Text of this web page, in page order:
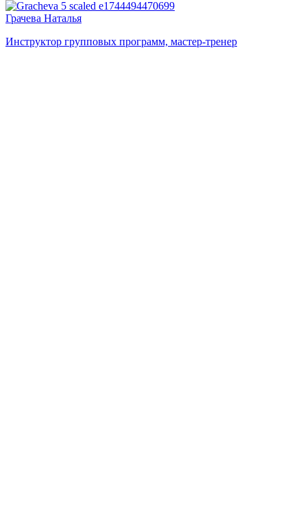
Грачева Наталья
Инструктор групповых программ, мастер-тренер